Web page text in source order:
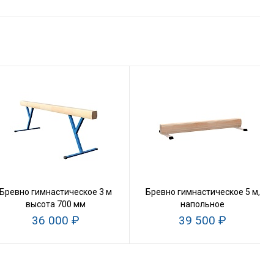
Бревно гимнастическое 3 м
высота 700 мм
36 000 ₽
Бревно гимнастическое 5 м,
напольное
39 500 ₽